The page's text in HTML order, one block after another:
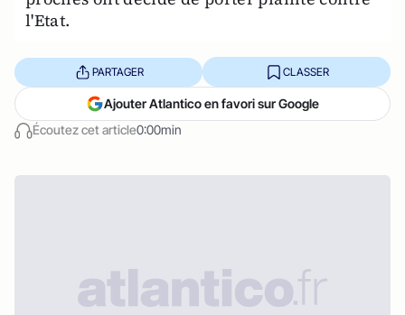
l'Etat.
Écoutez cet article0:00min
PARTAGER CLASSER
Ajouter Atlantico en favori sur Google